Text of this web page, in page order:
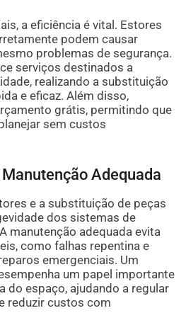
a eficiência é vital. Estores
podem causar
problemas de segurança.
serviços destinados a
realizando a substituição
e eficaz. Além disso,
grátis, permitindo que
sem custos
Adequada
e a substituição de peças
dos sistemas de
manutenção adequada evita
como falhas repentina e
emergenciais. Um
um papel importante
do espaço, ajudando a regular
reduzir custos com